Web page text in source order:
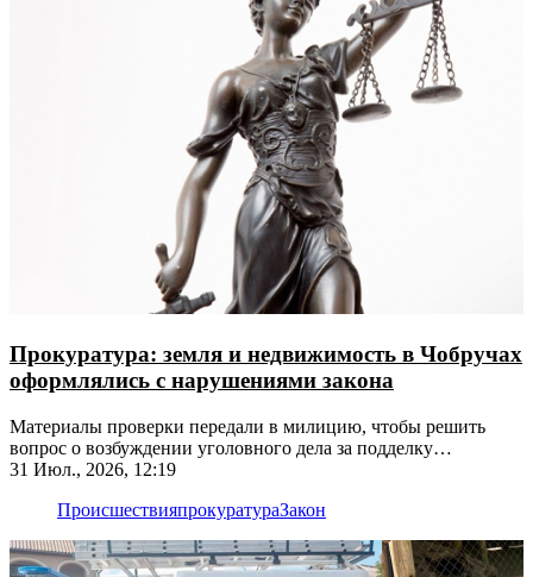
Прокуратура: земля и недвижимость в Чобручах
оформлялись с нарушениями закона
Материалы проверки передали в милицию, чтобы решить
вопрос о возбуждении уголовного дела за подделку
документов
31 Июл., 2026, 12:19
ПроисшествияпрокуратураЗакон